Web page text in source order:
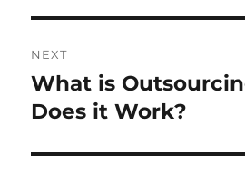
NEXT
Next
post:
What is
Does it Work?